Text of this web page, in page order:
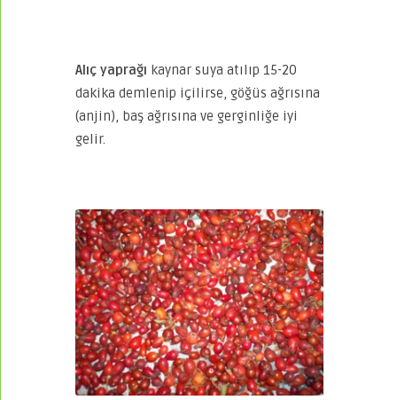
Alıç yaprağı kaynar suya atılıp 15-20
dakika demlenip içilirse, göğüs ağrısına
(anjin), baş ağrısına ve gerginliğe iyi
gelir.